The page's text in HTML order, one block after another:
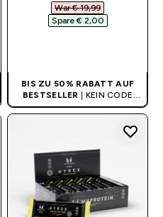
War € 19,99‎
Spare € 2,00‎
BIS ZU 50% RABATT AUF
BESTSELLER
| KEIN CODE
BENÖTIGT